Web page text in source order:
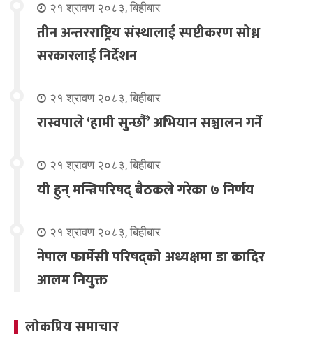
२१ श्रावण २०८३, बिहीबार
तीन अन्तरराष्ट्रिय संस्थालाई स्पष्टीकरण सोध्न
सरकारलाई निर्देशन
२१ श्रावण २०८३, बिहीबार
रास्वपाले ‘हामी सुन्छौँ’ अभियान सञ्चालन गर्ने
२१ श्रावण २०८३, बिहीबार
यी हुन् मन्त्रिपरिषद् बैठकले गरेका ७ निर्णय
२१ श्रावण २०८३, बिहीबार
नेपाल फार्मेसी परिषद्को अध्यक्षमा डा कादिर
आलम नियुक्त
लोकप्रिय समाचार